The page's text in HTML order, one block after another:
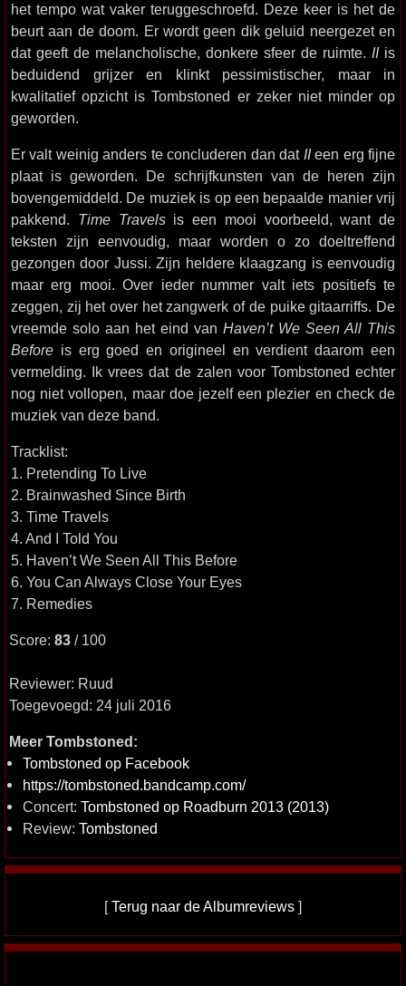
het tempo wat vaker teruggeschroefd. Deze keer is het de
beurt aan de doom. Er wordt geen dik geluid neergezet en
dat geeft de melancholische, donkere sfeer de ruimte. IIis
beduidend grijzer en klinkt pessimistischer, maar in
kwalitatief opzicht is Tombstoned er zeker niet minder op
geworden.
Er valt weinig anders te concluderen dan dat IIeen erg fijne
plaat is geworden. De schrijfkunsten van de heren zijn
bovengemiddeld. De muziek is op een bepaalde manier vrij
pakkend. Time Travelsis een mooi voorbeeld, want de
teksten zijn eenvoudig, maar worden o zo doeltreffend
gezongen door Jussi. Zijn heldere klaagzang is eenvoudig
maar erg mooi. Over ieder nummer valt iets positiefs te
zeggen, zij het over het zangwerk of de puike gitaarriffs. De
vreemde solo aan het eind van Haven’t We Seen All This
Before is erg goed en origineel en verdient daarom een
vermelding. Ik vrees dat de zalen voor Tombstoned echter
nog niet vollopen, maar doe jezelf een plezier en check de
muziek van deze band.
Tracklist:
1. Pretending To Live
2. Brainwashed Since Birth
3. Time Travels
4. And I Told You
5. Haven’t We Seen All This Before
6. You Can Always Close Your Eyes
7. Remedies
Score: 83 / 100
Reviewer: Ruud
Toegevoegd: 24 juli 2016
Meer Tombstoned:
Tombstoned op Facebook
https://tombstoned.bandcamp.com/
Concert: Tombstoned op Roadburn 2013 (2013)
Review: Tombstoned
[Terug naar de Albumreviews ]